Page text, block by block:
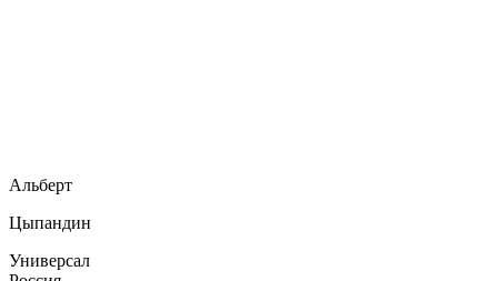
Альберт
Цыпандин
Универсал